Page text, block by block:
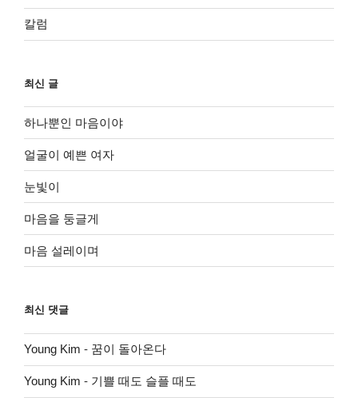
칼럼
최신 글
하나뿐인 마음이야
얼굴이 예쁜 여자
눈빛이
마음을 둥글게
마음 설레이며
최신 댓글
Young Kim - 꿈이 돌아온다
Young Kim - 기쁠 때도 슬플 때도